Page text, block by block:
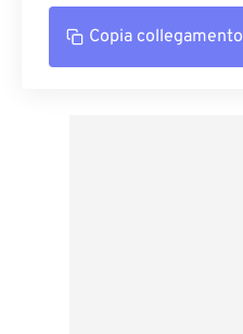
Copia collegamento